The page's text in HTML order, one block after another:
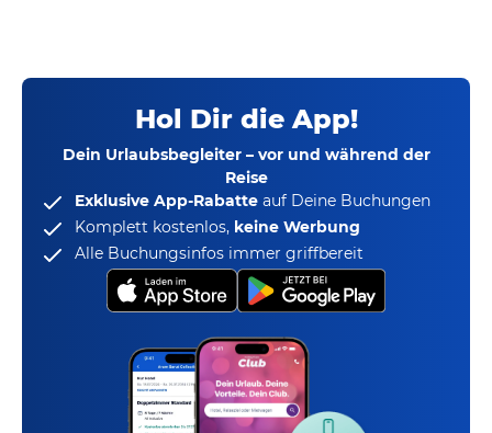
Hol Dir die App!
Dein Urlaubsbegleiter – vor und während der
Reise
Exklusive App-Rabatte auf Deine Buchungen
Komplett kostenlos, keine Werbung
Alle Buchungsinfos immer griffbereit